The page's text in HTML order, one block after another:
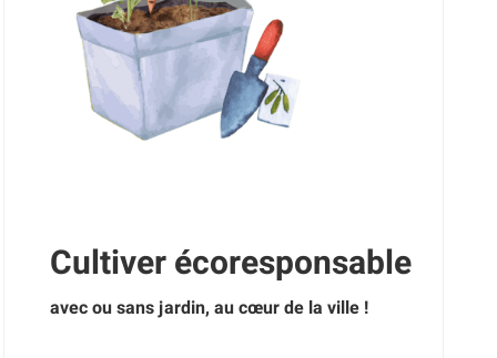
Cultiver écoresponsable
avec ou sans jardin, au cœur de la ville !